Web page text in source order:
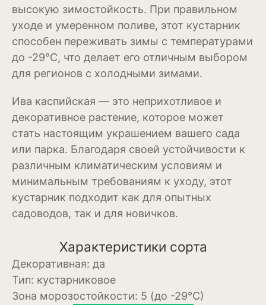
Клен
Лиственница
Можжевельник
Пузыреплодник
Сирень
Сосна
Спирея
Туя
Чубушник (жасмин)
Овощи
высокую зимостойкость. При правильном
уходе и умеренном поливе, этот кустарник
способен переживать зимы с температурами
до -29°С, что делает его отличным выбором
для регионов с холодными зимами.
Ива каспийская — это неприхотливое и
декоративное растение, которое может
стать настоящим украшением вашего сада
или парка. Благодаря своей устойчивости к
различным климатическим условиям и
минимальным требованиям к уходу, этот
кустарник подходит как для опытных
садоводов, так и для новичков.
Характеристики сорта
Декоративная: да
Тип: кустарниковое
Зона морозостойкости: 5 (до -29°С)